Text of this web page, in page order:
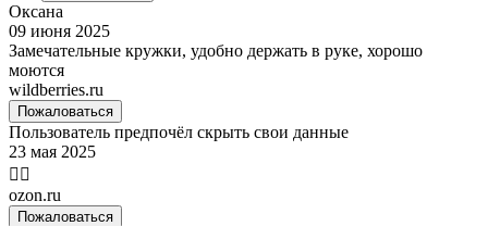
Оксана
09 июня 2025
Замечательные кружки, удобно держать в руке, хорошо
моются
wildberries.ru
Пожаловаться
Пользователь предпочёл скрыть свои данные
23 мая 2025
👍🏻
ozon.ru
Пожаловаться